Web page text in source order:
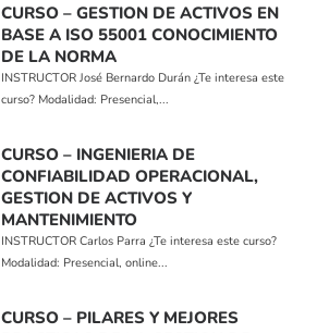
CURSO – GESTION DE ACTIVOS EN
BASE A ISO 55001 CONOCIMIENTO
DE LA NORMA
INSTRUCTOR José Bernardo Durán ¿Te interesa este
curso? Modalidad: Presencial,...
CURSO – INGENIERIA DE
CONFIABILIDAD OPERACIONAL,
GESTION DE ACTIVOS Y
MANTENIMIENTO
INSTRUCTOR Carlos Parra ¿Te interesa este curso?
Modalidad: Presencial, online...
CURSO – PILARES Y MEJORES